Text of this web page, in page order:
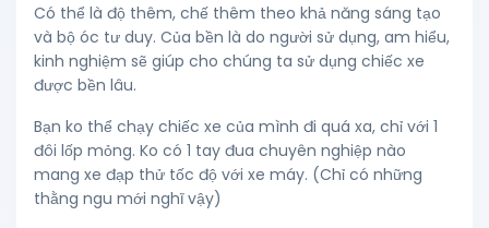
Có thể là độ thêm, chế thêm theo khả năng sáng tạo
và bộ óc tư duy. Của bền là do người sử dụng, am hiểu,
kinh nghiệm sẽ giúp cho chúng ta sử dụng chiếc xe
được bền lâu.
Bạn ko thể chạy chiếc xe của mình đi quá xa, chỉ với 1
đôi lốp mỏng. Ko có 1 tay đua chuyên nghiệp nào
mang xe đạp thử tốc độ với xe máy. (Chỉ có những
thằng ngu mới nghĩ vậy)